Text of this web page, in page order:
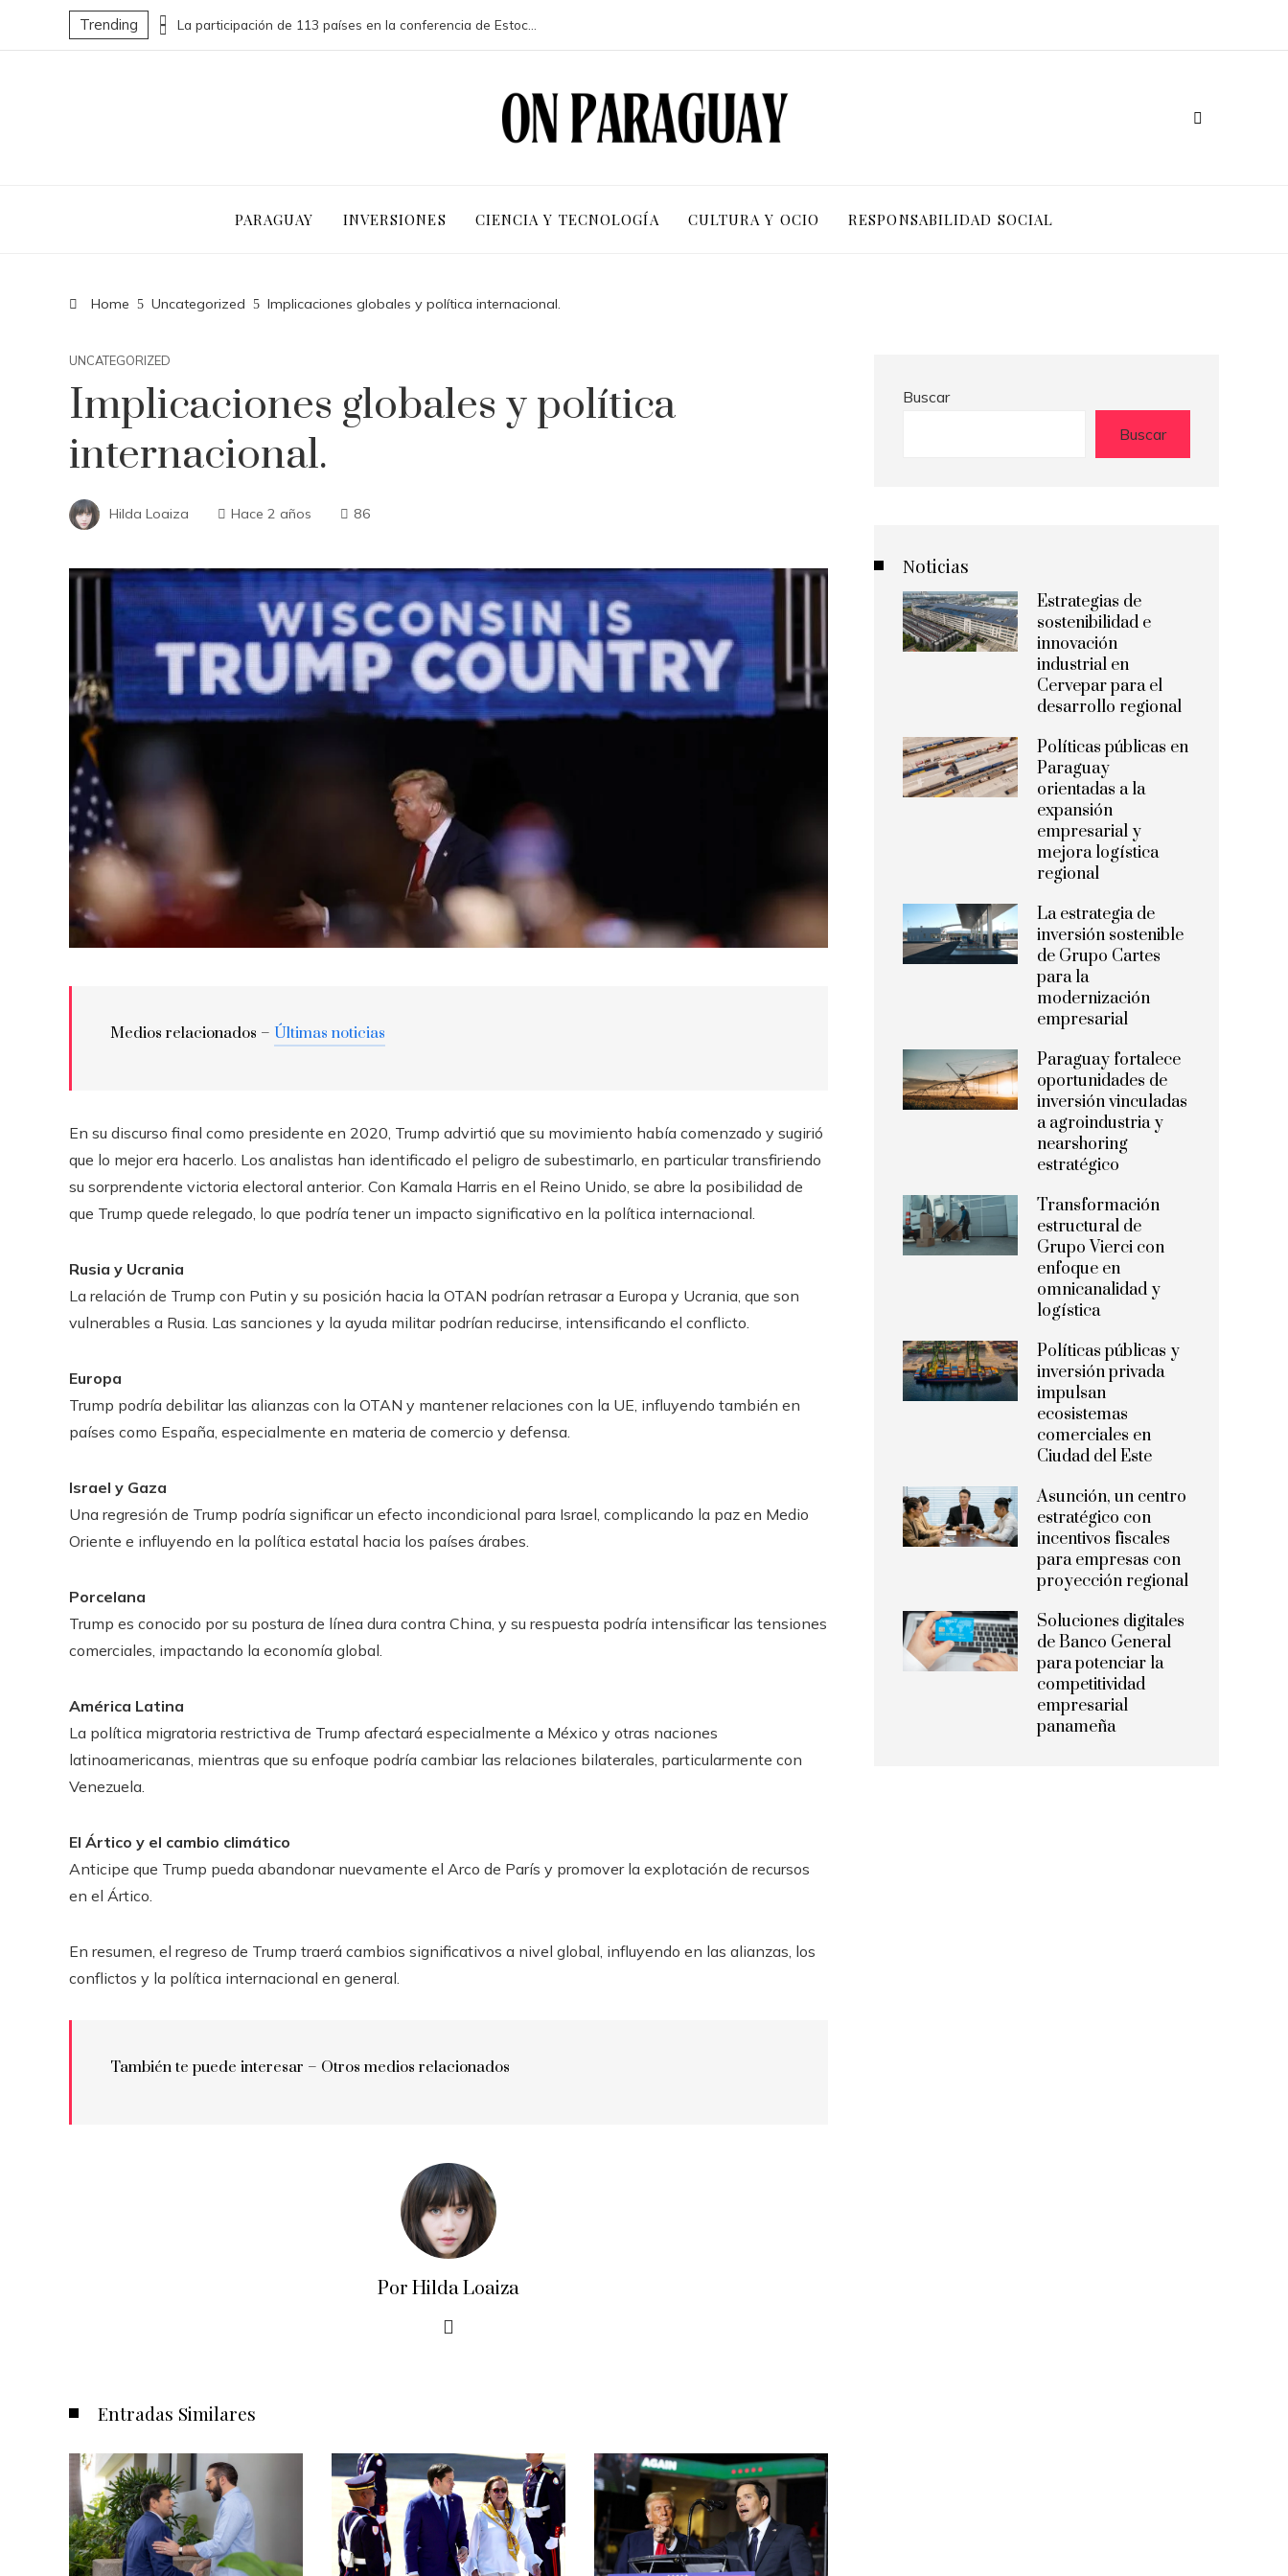
Trending Las 15 donaciones individuales más grandes que impulsaron cambios sociales significativos
PARAGUAY INVERSIONES CIENCIA Y TECNOLOGÍA CULTURA Y OCIO RESPONSABILIDAD SOCIAL
Home Uncategorized Implicaciones globales y política internacional.
UNCATEGORIZED
Implicaciones globales y política
internacional.
Hilda Loaiza Hace 2 años 86
Medios relacionados – Últimas noticias
En su discurso final como presidente en 2020, Trump advirtió que su movimiento había comenzado y sugirió
que lo mejor era hacerlo. Los analistas han identificado el peligro de subestimarlo, en particular transfiriendo
su sorprendente victoria electoral anterior. Con Kamala Harris en el Reino Unido, se abre la posibilidad de
que Trump quede relegado, lo que podría tener un impacto significativo en la política internacional.
Rusia y Ucrania
La relación de Trump con Putin y su posición hacia la OTAN podrían retrasar a Europa y Ucrania, que son
vulnerables a Rusia. Las sanciones y la ayuda militar podrían reducirse, intensificando el conflicto.
Europa
Trump podría debilitar las alianzas con la OTAN y mantener relaciones con la UE, influyendo también en
países como España, especialmente en materia de comercio y defensa.
Israel y Gaza
Una regresión de Trump podría significar un efecto incondicional para Israel, complicando la paz en Medio
Oriente e influyendo en la política estatal hacia los países árabes.
Porcelana
Trump es conocido por su postura de línea dura contra China, y su respuesta podría intensificar las tensiones
comerciales, impactando la economía global.
América Latina
La política migratoria restrictiva de Trump afectará especialmente a México y otras naciones
latinoamericanas, mientras que su enfoque podría cambiar las relaciones bilaterales, particularmente con
Venezuela.
El Ártico y el cambio climático
Anticipe que Trump pueda abandonar nuevamente el Arco de París y promover la explotación de recursos
en el Ártico.
En resumen, el regreso de Trump traerá cambios significativos a nivel global, influyendo en las alianzas, los
conflictos y la política internacional en general.
También te puede interesar – Otros medios relacionados
Por Hilda Loaiza
Entradas Similares
Buscar
Buscar
Noticias
Estrategias de
sostenibilidad e
innovación
industrial en
Cervepar para el
desarrollo regional
Políticas públicas en
Paraguay
orientadas a la
expansión
empresarial y
mejora logística
regional
La estrategia de
inversión sostenible
de Grupo Cartes
para la
modernización
empresarial
Paraguay fortalece
oportunidades de
inversión vinculadas
a agroindustria y
nearshoring
estratégico
Transformación
estructural de
Grupo Vierci con
enfoque en
omnicanalidad y
logística
Políticas públicas y
inversión privada
impulsan
ecosistemas
comerciales en
Ciudad del Este
Asunción, un centro
estratégico con
incentivos fiscales
para empresas con
proyección regional
Soluciones digitales
de Banco General
para potenciar la
competitividad
empresarial
panameña